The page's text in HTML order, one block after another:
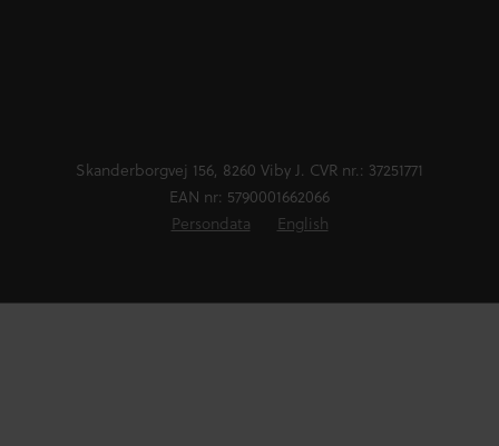
Skanderborgvej 156, 8260 Viby J. CVR nr.: 37251771
EAN nr: 5790001662066
Persondata
English